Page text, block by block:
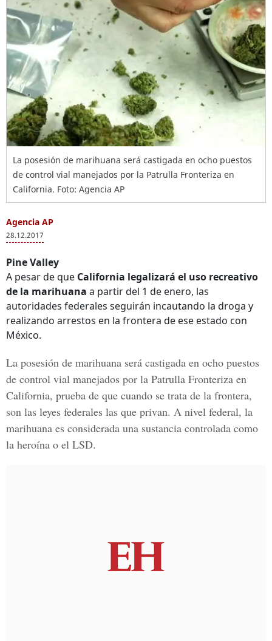
La posesión de marihuana será castigada en ocho puestos
de control vial manejados por la Patrulla Fronteriza en
California. Foto: Agencia AP
Agencia AP
28.12.2017
Pine Valley
A pesar de que California legalizará el uso recreativo
de la marihuana a partir del 1 de enero, las
autoridades federales seguirán incautando la droga y
realizando arrestos en la frontera de ese estado con
México.
La posesión de marihuana será castigada en ocho puestos
de control vial manejados por la Patrulla Fronteriza en
California, prueba de que cuando se trata de la frontera,
son las leyes federales las que privan. A nivel federal, la
marihuana es considerada una sustancia controlada como
la heroína o el LSD.